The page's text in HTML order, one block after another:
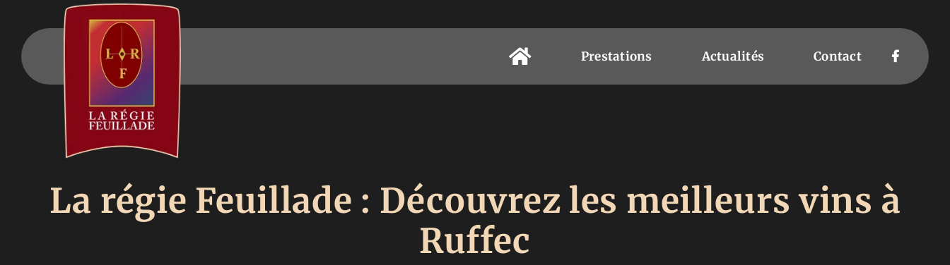
contenu
Prestations Actualités Contact
La régie Feuillade : Découvrez les meilleursvins à
Ruffec